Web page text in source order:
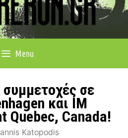
Menu
συμμετοχές σε
και IM
Quebec, Canada!
Katopodis